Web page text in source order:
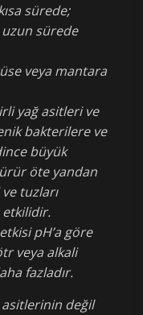
sürede;
sürede
veya mantara
yağ asitleri ve
bakterilere ve
büyük
öte yandan
tuzları
etkilidir.
pH’a göre
veya alkali
fazladır.
asitlerinin değil